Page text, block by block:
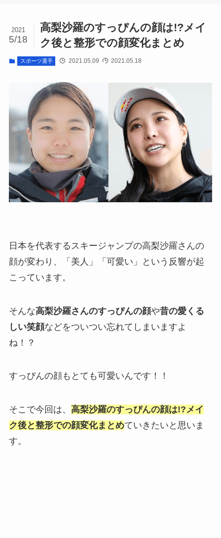
高梨沙羅のすっぴんの顔は!?メイ
ク後と整形での顔変化まとめ
2021
5/18
スポーツ選手 2021.05.09 2021.05.18
日本を代表するスキージャンプの高梨沙羅さんの
顔が変わり、「美人」「可愛い」という反響が起
こっています。
そんな高梨沙羅さんのすっぴんの顔や昔の愛くる
しい笑顔などをついつい忘れてしまいますよ
ね！？
すっぴんの顔もとても可愛いんです！！
そこで今回は、 高梨沙羅のすっぴんの顔は!?メイ
ク後と整形での顔変化まとめていきたいと思いま
す。